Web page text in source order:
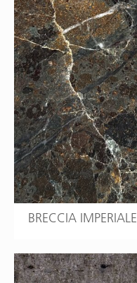
BRECCIA IMPERIALE